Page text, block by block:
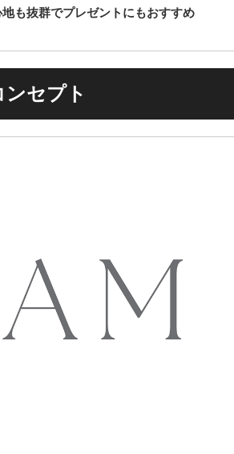
も抜群でプレゼントにもおすすめ
セプト